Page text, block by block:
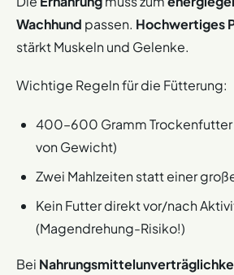
Wachhund passen. Hochwertiges
stärkt Muskeln und Gelenke.
Wichtige Regeln für die Fütterung:
400–600 Gramm
von Gewicht)
Zwei Mahlzeiten statt einer
Kein Futter direkt vor/nach
(Magendrehung-Risiko!)
Bei